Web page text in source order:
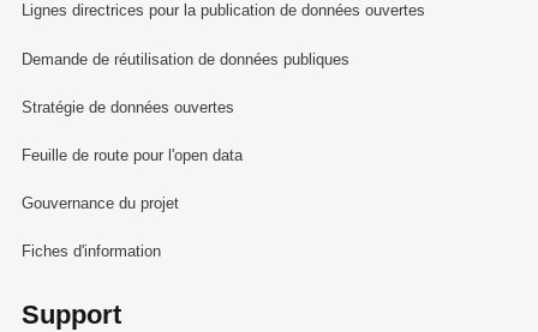
Lignes directrices pour la publication de données ouvertes
Demande de réutilisation de données publiques
Stratégie de données ouvertes
Feuille de route pour l'open data
Gouvernance du projet
Fiches d'information
Support